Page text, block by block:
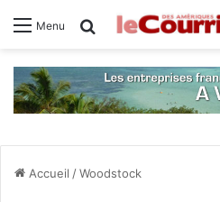
Menu Rechercher
Accueil /Woodstock